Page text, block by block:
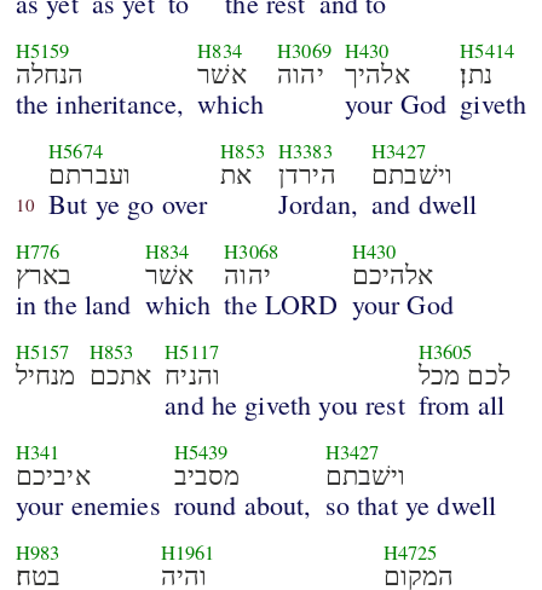
H5159
הנחלה
the inheritance,
H834
אשׁר
which
H3069
יהוה
H430
אלהיך
your God
H5414
נתן׃
giveth
10
H5674
ועברתם
But ye go over
H853
את
H3383
הירדן
Jordan,
H3427
וישׁבתם
and dwell
H776
בארץ
in the land
H834
אשׁר
which
H3068
יהוה
the LORD
H430
אלהיכם
your God
H5157
מנחיל
H853
אתכם
H5117
והניח
and he giveth you rest
H3605
לכם מכל
from all
H341
איביכם
your enemies
H5439
מסביב
round about,
H3427
וישׁבתם
so that ye dwell
H983
בטח׃
H1961
והיה
H4725
המקום